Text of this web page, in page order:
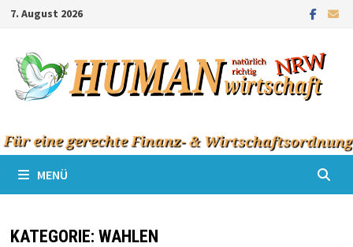
Zum
springen
7. August 2026
MENÜ
KATEGORIE: WAHLEN